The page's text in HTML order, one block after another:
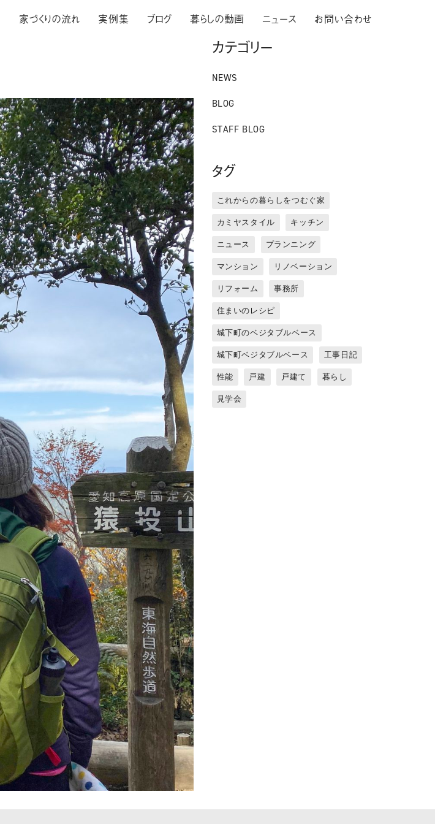
家づくりの流れ 実例集 ブログ 暮らしの動画 ニュース お問い合わせ
カテゴリー
NEWS
BLOG
STAFF BLOG
タグ
これからの暮らしをつむぐ家
カミヤスタイル キッチン
ニュース プランニング
マンション リノベーション
リフォーム 事務所
住まいのレシピ
城下町のベジタブルベース
城下町ベジタブルベース 工事日記
性能 戸建 戸建て 暮らし
見学会